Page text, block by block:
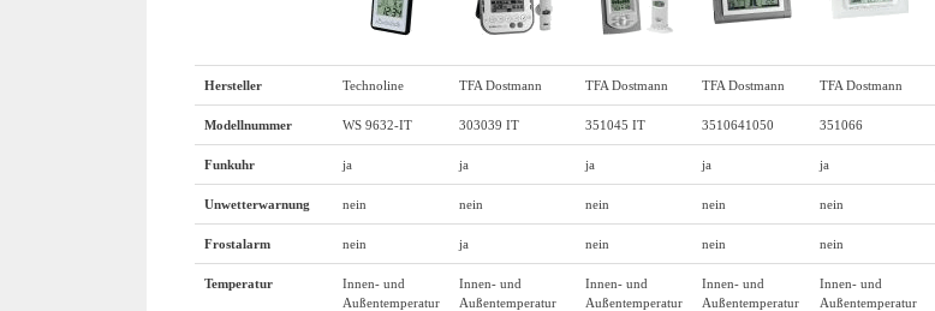
Hersteller Technoline TFA Dostmann TFA Dostmann TFA Dostmann TFA Dostmann
Modellnummer WS 9632-IT 303039 IT 351045 IT 3510641050 351066
Funkuhr ja ja ja ja ja
Unwetterwarnung nein nein nein nein nein
Frostalarm nein ja nein nein nein
Temperatur
Innen- und
Außentemperatur
Innen- und
Außentemperatur
Innen- und
Außentemperatur
Innen- und
Außentemperatur
Innen- und
Außentemperatur